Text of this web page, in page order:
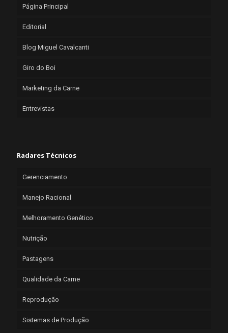
Página Principal
Editorial
Blog Miguel Cavalcanti
Giro do Boi
Marketing da Carne
Entrevistas
Radares Técnicos
Gerenciamento
Manejo Racional
Melhoramento Genético
Nutrição
Pastagens
Qualidade da Carne
Reprodução
Sistemas de Produção